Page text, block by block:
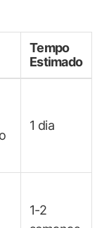
Tempo
‌Estimado
1‌ dia
1-2